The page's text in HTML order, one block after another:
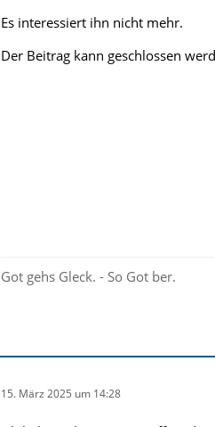
Es interessiert ihn nicht mehr.
Der Beitrag kann geschlossen
Got gehs Gleck. - So Got ber.
15. März 2025 um 14:28